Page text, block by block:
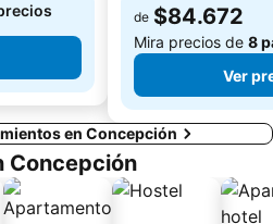
de $84.672
Mira precios de 8
Ver
en Concepción
Concepción